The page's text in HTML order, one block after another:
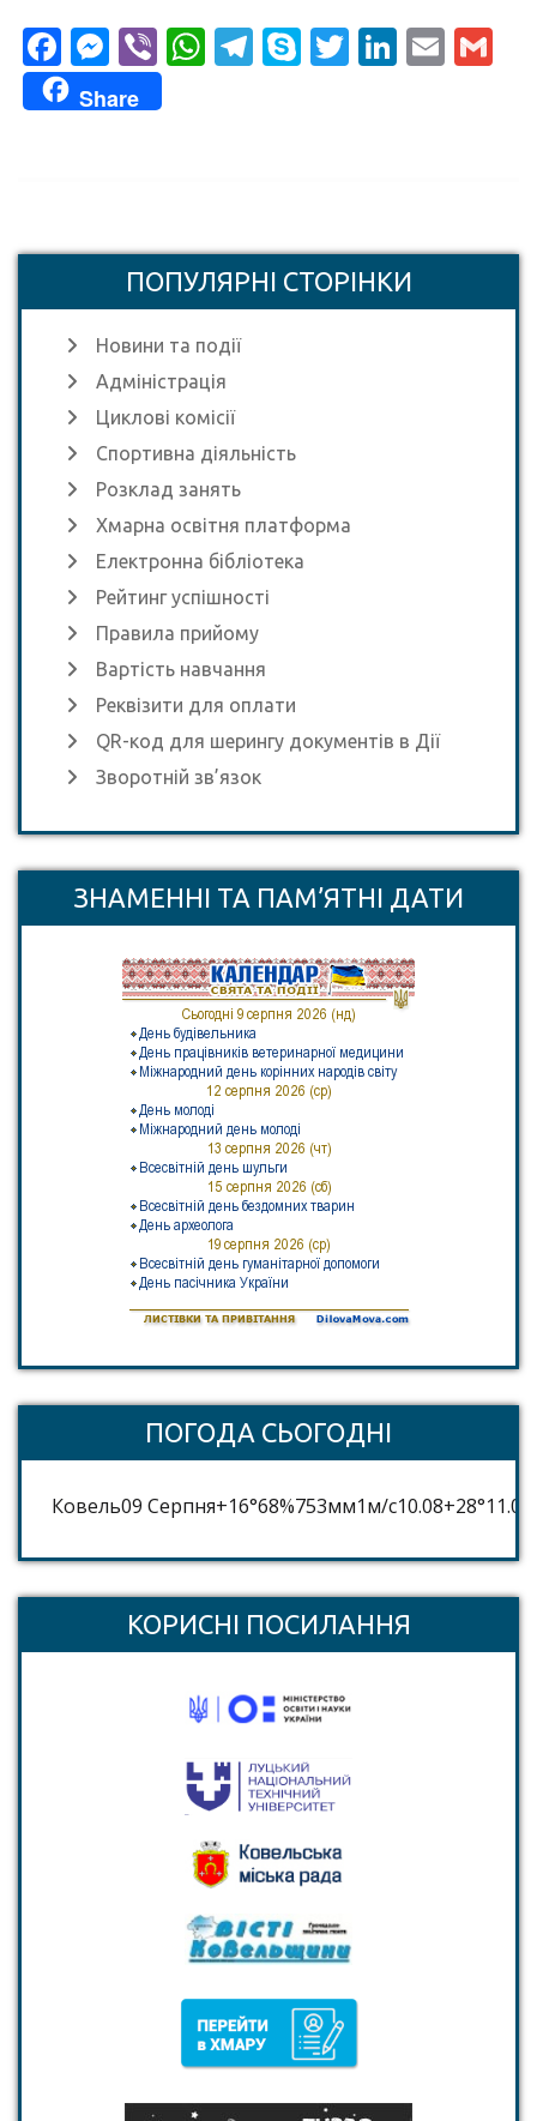
Facebook
Messenger
ViberWhatsApp
Telegram
SkypeTwitterEmail
Share
ПОПУЛЯРНІ СТОРІНКИ
Новини та події
Адміністрація
Циклові комісії
Спортивна діяльність
Розклад занять
Хмарна освітня платформа
Електронна бібліотека
Рейтинг успішності
Правила прийому
Вартість навчання
Реквізити для оплати
QR-код для шерингу документів в Дії
Зворотній зв’язок
ЗНАМЕННІ ТА ПАМ’ЯТНІ ДАТИ
ПОГОДА СЬОГОДНІ
Ковель09 Серпня+16°68%753мм1м/c10.08+28°11.08
КОРИСНІ ПОСИЛАННЯ